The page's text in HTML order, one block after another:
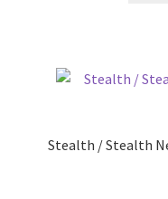
Stealth / Stealth